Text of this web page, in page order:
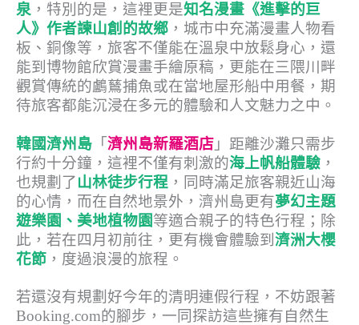
泉 ，特別的是，這裡更是知名漫畫《進擊的巨
人》作者諫山創的故鄉 ，城市中充滿漫畫人物看
板、銅像等，旅客不僅能在溫泉中放鬆身心，還
能到博物館欣賞漫畫手繪原稿，更能在三隈川畔
觀賞傳統的鸕鶿捕魚或在當地屋形船中用餐，期
待旅客都能沉浸在多元的體驗和人文魅力之中。
韓國濟州島 「濟州島新羅酒店 」距離沙灘只需步
行約十分鐘，這裡不僅有刺激的海上帆船體驗 ，
也規劃了山林徒步行程 ，同時滿足旅客親近山海
的心情，而在自然地景外，濟州島更有夢幻主題
遊樂園、美地植物園等適合親子的特色行程；除
此，若在四月初前往，更有機會體驗到 濟洲大櫻
花節 ，度過浪漫的旅程。
若還沒有規劃好今年的清明連假行程，不妨跟著
Booking.com的腳步，一同探訪這些擁有自然生